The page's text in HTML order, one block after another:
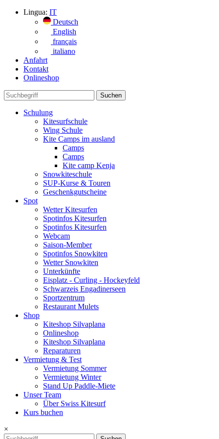
Lingua: IT
Deutsch
English
français
italiano
Anfahrt
Kontakt
Onlineshop
Schulung
Kitesurfschule
Wing Schule
Kite Camps im ausland
Camps
Camps
Kite camp Kenja
Snowkiteschule
SUP-Kurse & Touren
Geschenkgutscheine
Spot
Wetter Kitesurfen
Spotinfos Kitesurfen
Spotinfos Kitesurfen
Webcam
Saison-Member
Spotinfos Snowkiten
Wetter Snowkiten
Unterkünfte
Eisplatz - Curling - Hockeyfeld
Schwarzeis Engadinerseen
Sportzentrum
Restaurant Mulets
Shop
Kiteshop Silvaplana
Onlineshop
Kiteshop Silvaplana
Reparaturen
Vermietung & Test
Vermietung Sommer
Vermietung Winter
Stand Up Paddle-Miete
Unser Team
Über Swiss Kitesurf
Kurs buchen
×